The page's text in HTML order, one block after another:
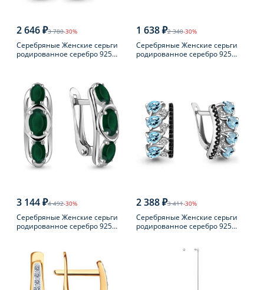
2 646 ₽3 780-30%
Серебряные Женские серьги
родированное серебро 925
1 638 ₽2 340-30%
Серебряные Женские серьги
родированное серебро 925
3 144 ₽4 492-30%
Серебряные Женские серьги
родированное серебро 925
2 388 ₽3 411-30%
Серебряные Женские серьги
родированное серебро 925